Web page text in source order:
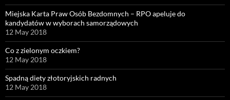
Miejska Karta Praw Osób Bezdomnych – RPO apeluje do
kandydatów w wyborach samorządowych
12 May 2018
Co z zielonym oczkiem?
12 May 2018
Spadną diety złotoryjskich radnych
12 May 2018